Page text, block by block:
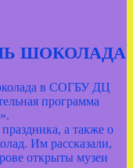
ШОКОЛАДА
в СОГБУ ДЦ
программа
а также о
Им рассказали,
открыты музеи